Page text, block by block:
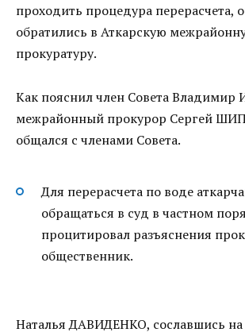
проходить процедура перерасчета,
обратились в Аткарскую
прокуратуру.
Как пояснил член Совета
межрайонный прокурор Сергей ШИП
общался с членами Совета.
Для перерасчета по воде
обращаться в суд в частном
процитировал разъяснения
общественник.
Наталья ДАВИДЕНКО, сославшись